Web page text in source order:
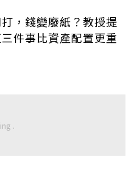
，錢變廢紙？教授提
件事比資產配置更重